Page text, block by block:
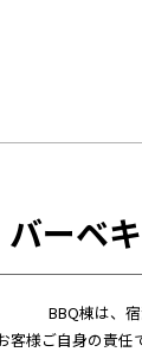
バーベ
BBQ棟は、
様ご自身の責